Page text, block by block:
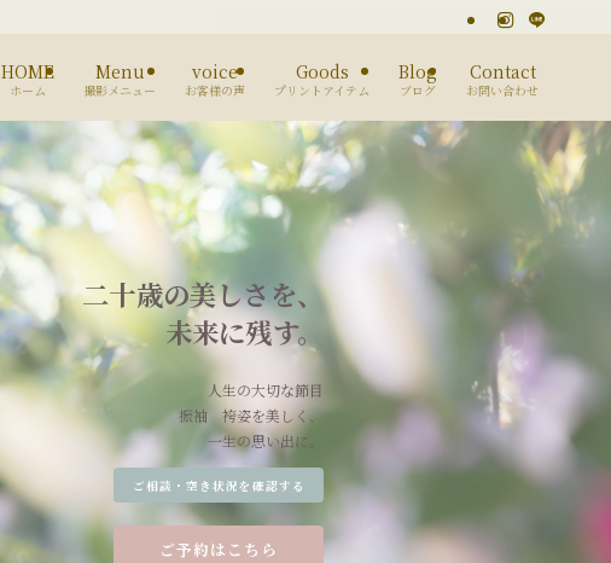
HOME
ホーム
Menu
撮影メニュー
voice
お客様の声
Goods
プリントアイテム
Blog
ブログ
Contact
お問い合わせ
二十歳の美しさを、
未来に残す。
人生の大切な節目
振袖 袴姿を美しく、
一生の思い出に。
ご相談・空き状況を確認する
ご予約はこちら